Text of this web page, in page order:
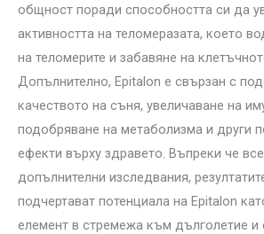
общност поради способността си да
активността на теломеразата, което
на теломерите и забавяне на
Допълнително, Epitalon е свързан с
качеството на съня, увеличаване на
подобряване на метаболизма и други
ефекти върху здравето. Въпреки че
допълнителни изследвания,
подчертават потенциала на Epitalon
елемент в стремежа към дълголетие и